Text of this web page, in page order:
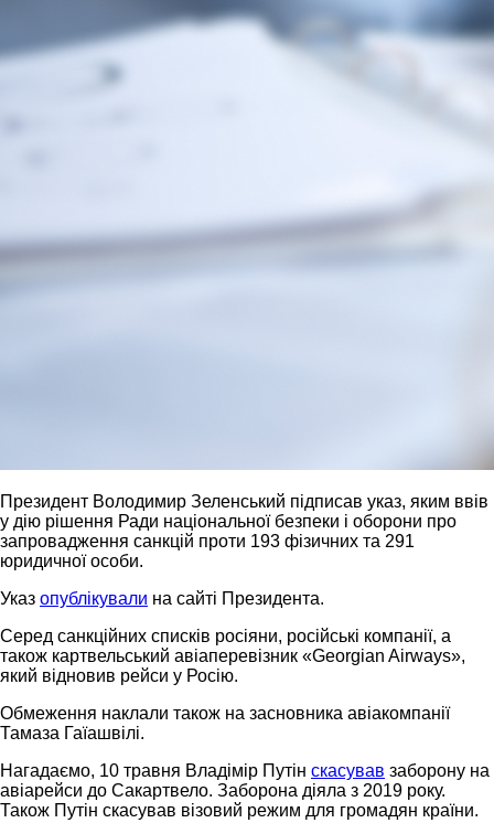
Президент Володимир Зеленський підписав указ, яким ввів
у дію рішення Ради національної безпеки і оборони про
запровадження санкцій проти 193 фізичних та 291
юридичної особи.
Указ опублікували на сайті Президента.
Серед санкційних списків росіяни, російські компанії, а
також картвельський авіаперевізник «Georgian Airways»,
який відновив рейси у Росію.
Обмеження наклали також на засновника авіакомпанії
Тамаза Гаїашвілі.
Нагадаємо, 10 травня Владімір Путін скасував заборону на
авіарейси до Сакартвело. Заборона діяла з 2019 року.
Також Путін скасував візовий режим для громадян країни.